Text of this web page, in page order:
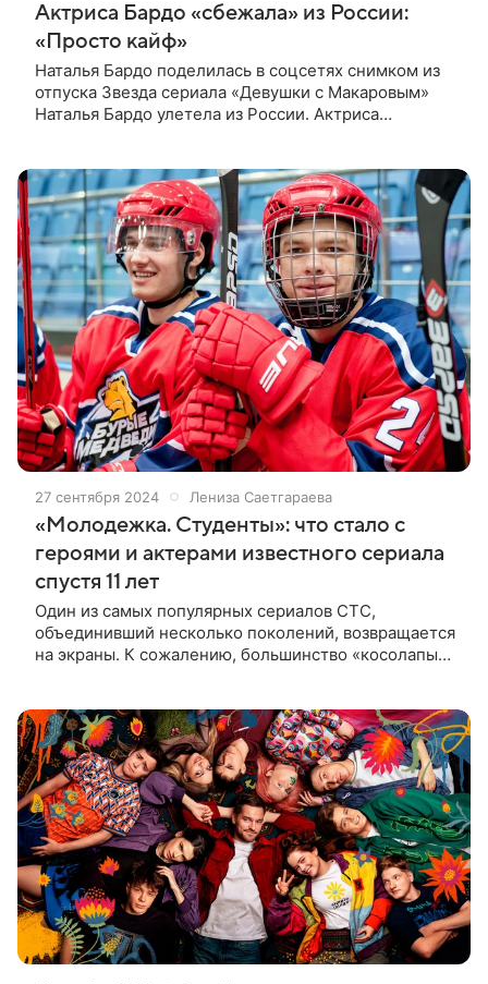
Актриса Бардо «сбежала» из России:
«Просто кайф»
Наталья Бардо поделилась в соцсетях снимком из
отпуска Звезда сериала «Девушки с Макаровым»
Наталья Бардо улетела из России. Актриса
27 сентября 2024 Лениза Саетгараева
«Молодежка. Студенты»: что стало с
героями и актерами известного сериала
спустя 11 лет
Один из самых популярных сериалов СТС,
объединивший несколько поколений, возвращается
на экраны. К сожалению, большинство «косолапых»